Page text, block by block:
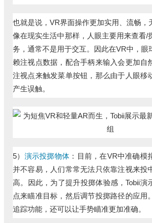
也就是说，VR界面操作更加实用、流畅，
像在现实生活中那样，人眼主要用来查看/
务，通常不是用于交互。因此在VR中，眼
赖注视点数据，配合手柄来输入会更加自
注视点来触发菜单按钮，那么由于人眼移
产生误触。
5） 演示投掷物体 ：目前，在VR中准确模
并不容易，人们常常无法只依靠注视来投
高。因此，为了提升投掷体验感，Tobii演
点来瞄准目标，然后调节投掷路径的应用
追踪功能，还可以让手势瞄准更加准确。